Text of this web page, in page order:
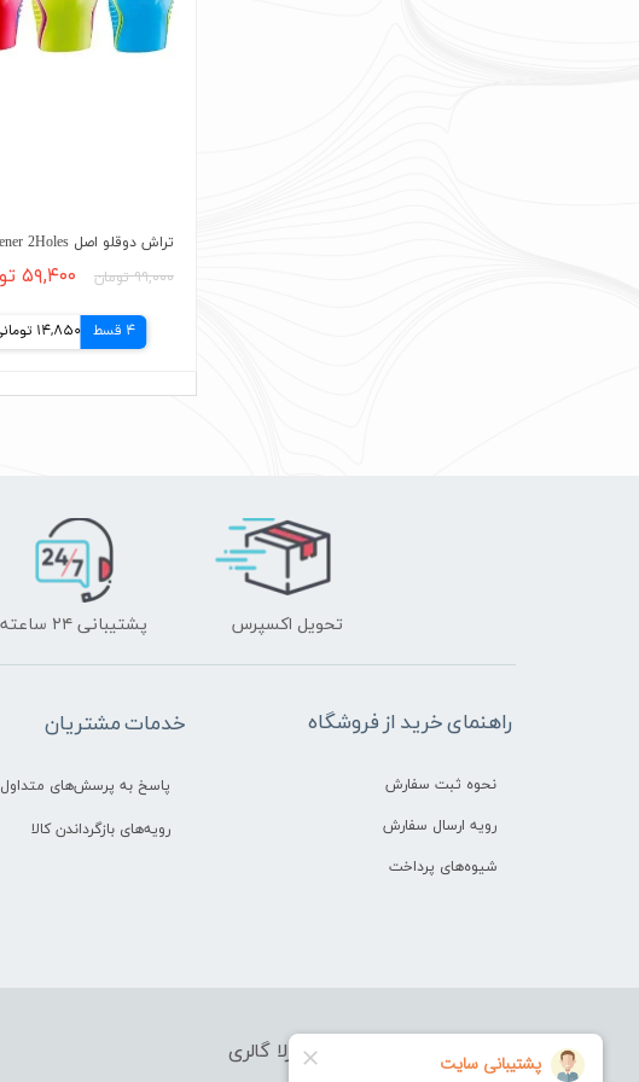
تراش دوقلو اصل Sharpener 2Holes
۹۹,۰۰۰ تومان ۵۹,۴۰۰ تومان
4 قسط 14,850 تومانی
فروشگاه آرایشی بهداشتی بورلا گالری
تحویل اکسپرس پشتیبانی ۲۴ ساعته
راهنمای خرید از فروشگاه
نحوه ثبت سفارش
رویه ارسال سفارش
شیوه‌های پرداخت
خدمات مشتریان
پاسخ به پرسش‌های متداول
رویه‌های بازگرداندن کالا